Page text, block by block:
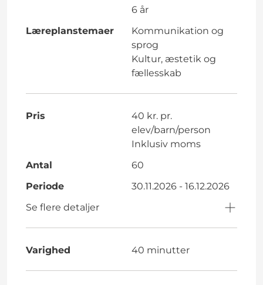
6 år
Læreplanstemaer
Kommunikation og
sprog
Kultur, æstetik og
fællesskab
Pris
40 kr. pr.
elev/barn/person
Inklusiv moms
Antal
60
Periode
30.11.2026 - 16.12.2026
Se flere detaljer
Varighed 40 minutter